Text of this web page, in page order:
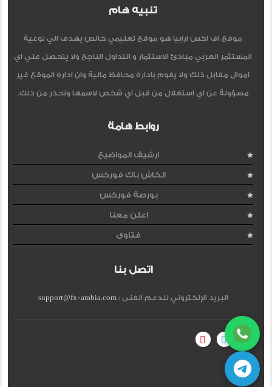
تنبيه هام
موقع اف اكس ارابيا هو موقع تعليمي خالص يهدف الي توعية
المستثمر العربي مبادئ الاستثمار و التداول الناجح ولا يتحصل علي اي
اموال مقابل ذلك ولا يقوم بادارة محافظ مالية وان ادارة الموقع غير
مسؤولة عن اي استغلال من قبل اي شخص لاسمها وتحذر من ذلك.
روابط هامة
ارشيف المواضيع
الكاش باك فوركس
بورصة فوركس
اعلن معنا
فتاوى
اتصل بنا
البريد الإلكتروني للدعم الفنى :support@fx-arabia.com